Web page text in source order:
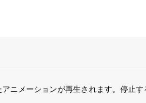
ニメーションが再生されます。停止